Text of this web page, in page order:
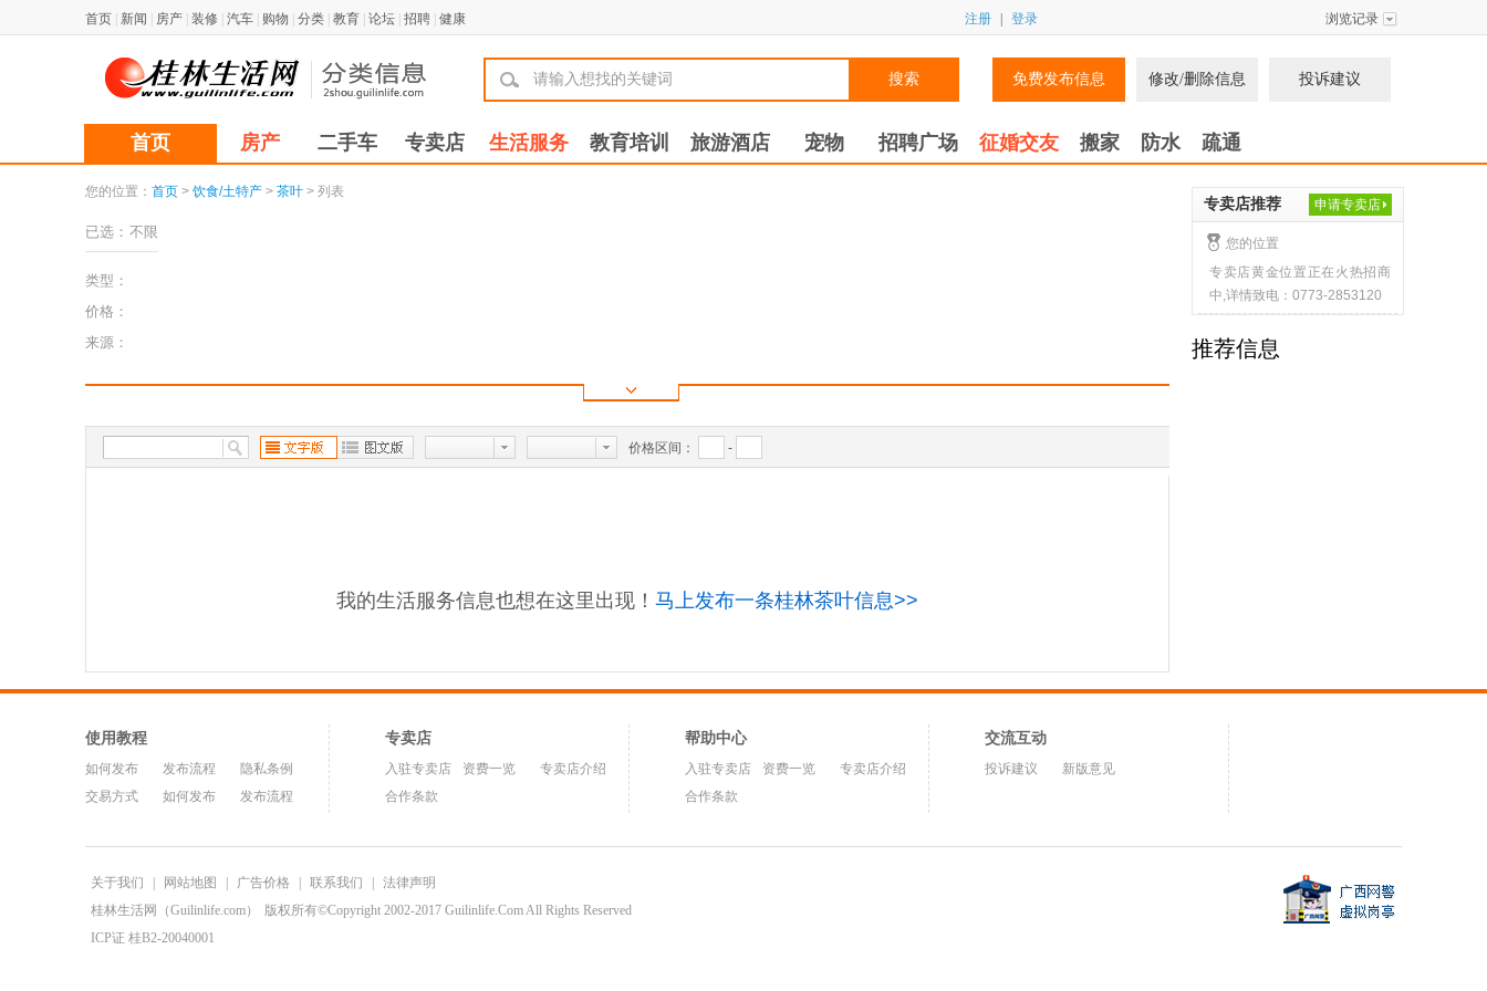
浏览记录
注册 登录
首页 新闻 房产 装修 汽车 购物 分类 教育 论坛 招聘 健康
搜索 免费发布信息 修改/删除信息 投诉建议
首页 房产 二手车 专卖店 生活服务 教育培训 旅游酒店 宠物 招聘广场 征婚交友 搬家 防水 疏通
您的位置： 首页 > 饮食/土特产 > 茶叶 > 列表
已选： 不限
类型：
价格：
来源：
价格区间： -
我的生活服务信息也想在这里出现！ 马上发布一条桂林茶叶信息>>
专卖店推荐 申请专卖店
您的位置
专卖店黄金位置正在火热招商
中,详情致电：0773-2853120
推荐信息
使用教程
如何发布 发布流程
隐私条例
交易方式
如何发布 发布流程
专卖店
入驻专卖店 资费一览
专卖店介绍
合作条款
帮助中心
入驻专卖店 资费一览
专卖店介绍
合作条款
交流互动
投诉建议 新版意见
关于我们 网站地图 广告价格 联系我们
法律声明
桂林生活网（Guilinlife.com）
版权所有©Copyright 2002-2017 Guilinlife.Com All Rights Reserved
ICP证 桂B2-20040001